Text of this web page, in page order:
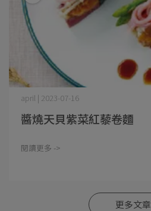
april | 2023-07-16
醬燒天貝紫菜紅藜卷麵
閱讀更多 ->
更多文章